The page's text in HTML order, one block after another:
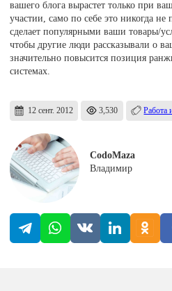
вашего блога вырастет только при
участии, само по себе это никогда
сделает популярными ваши товары/
чтобы другие люди рассказывали о
значительно повысится позиция
системах.
12 сент. 2012 3,530 Работа
CodoMaza
Владимир